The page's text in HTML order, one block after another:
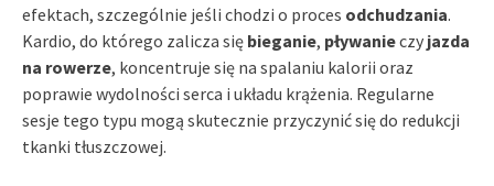
efektach, szczególnie jeśli chodzi o proces odchudzania.
Kardio, do którego zalicza się bieganie, pływanieczy jazda
na rowerze, koncentruje się na spalaniu kalorii oraz
poprawie wydolności serca i układu krążenia. Regularne
sesje tego typu mogą skutecznie przyczynić się do redukcji
tkanki tłuszczowej.